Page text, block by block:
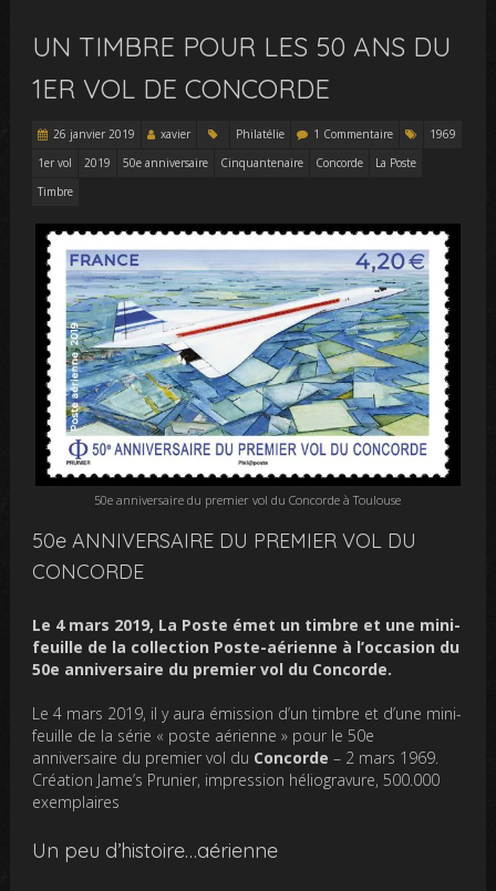
UN TIMBRE POUR LES 50 ANS DU
1ER VOL DE CONCORDE
26 janvier 2019 xavier Philatélie 1 Commentaire
1969
1er vol
2019 50e anniversaire Cinquantenaire Concorde
La Poste
Timbre
50e anniversaire du premier vol du Concorde à Toulouse
50e ANNIVERSAIRE DU PREMIER VOL DU
CONCORDE
Le 4 mars 2019, La Poste émet un timbre et une mini-
feuille de la collection Poste-aérienne à l’occasion du
50e anniversaire du premier vol du Concorde.
Le 4 mars 2019, il y aura émission d’un timbre et d’une mini-
feuille de la série « poste aérienne » pour le 50e
anniversaire du premier vol du Concorde – 2 mars 1969.
Création Jame’s Prunier, impression héliogravure, 500.000
exemplaires
Un peu d’histoire…aérienne